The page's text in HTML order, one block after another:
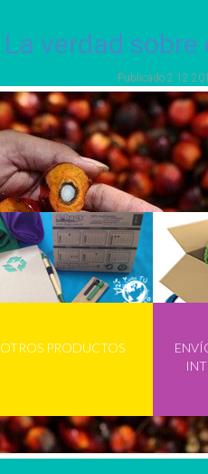
OTROS PRODUCTOS
La verdad
Publicado 2 12